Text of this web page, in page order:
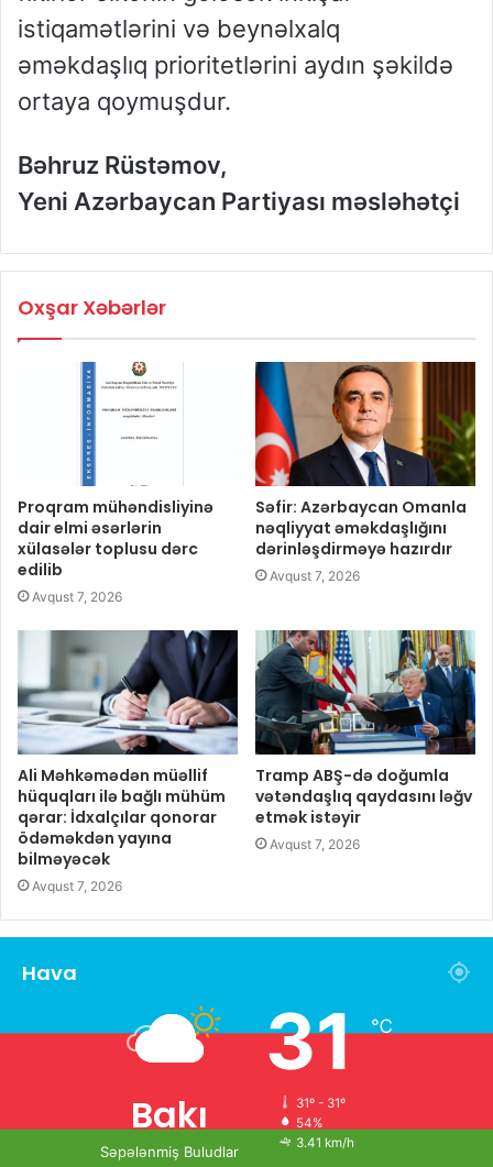
istiqamətlərini və beynəlxalq
əməkdaşlıq prioritetlərini aydın şəkildə
ortaya qoymuşdur.
Bəhruz Rüstəmov,
Yeni Azərbaycan Partiyası məsləhətçi
Oxşar Xəbərlər
Proqram mühəndisliyinə
dair elmi əsərlərin
xülasələr toplusu dərc
edilib
Avqust 7, 2026
Səfir: Azərbaycan Omanla
nəqliyyat əməkdaşlığını
dərinləşdirməyə hazırdır
Avqust 7, 2026
Ali Məhkəmədən müəllif
hüquqları ilə bağlı mühüm
qərar: İdxalçılar qonorar
ödəməkdən yayına
bilməyəcək
Avqust 7, 2026
Tramp ABŞ-də doğumla
vətəndaşlıq qaydasını ləğv
etmək istəyir
Avqust 7, 2026
Hava
Bakı
Səpələnmiş Buludlar
31℃
31º - 31º
54%
3.41 km/h